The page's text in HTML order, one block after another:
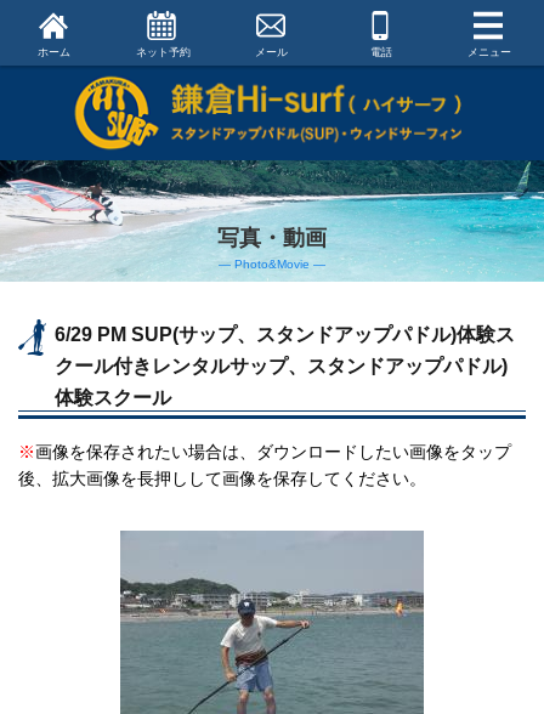
ホーム ネット予約 メール 電話 メニュー
写真・動画
― Photo&Movie ―
6/29 PM SUP(サップ、スタンドアップパドル)体験ス
クール付きレンタルサップ、スタンドアップパドル)
体験スクール
※画像を保存されたい場合は、ダウンロードしたい画像をタップ
後、拡大画像を長押しして画像を保存してください。